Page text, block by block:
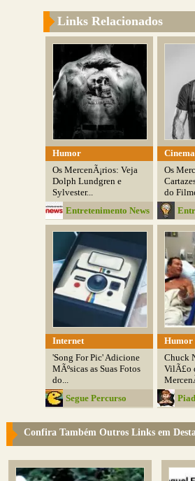
Links Relacionados
Humor
Os MercenÃ¡rios: Veja
Dolph Lundgren e
Sylvester...
Entretenimento News
Os
do
Internet
'Song For Pic' Adicione
MÃºsicas as Suas Fotos
do...
Segue Percurso
Humor
Chuck
VilÃ£o
Confira Também Outros Links em